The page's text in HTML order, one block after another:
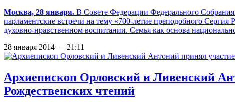
Москва, 28 января. В Совете Федерации Федерального
парламентские встречи на тему «700-летие преподобного
духовно-нравственном воспитании. Семья как основа
28 января 2014 — 21:11
Архиепископ Орловский и Ливенский
Рождественских чтений